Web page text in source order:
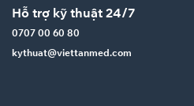
Hỗ trợ kỹ thuật 24/7
0707 00 60 80
kythuat@viettanmed.com